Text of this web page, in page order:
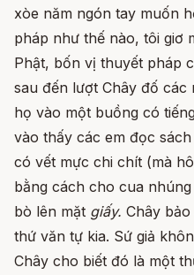
xòe năm ngón tay muốn
pháp như thế nào, tôi giơ
Phật, bốn vị thuyết pháp
sau đến lượt Chây đố các
họ vào một buồng có
vào thấy các em đọc
có vết mực chi chít (mà
bằng cách cho cua
bò lên mặt giấy. Chây
thứ văn tự kia. Sứ giả
Chây cho biết đó là một